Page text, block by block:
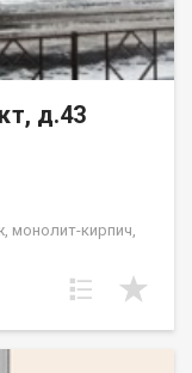
ставками! Это
•Все
юридическую
залогов и
р-н,ул.д.43
монолит-кирпич,